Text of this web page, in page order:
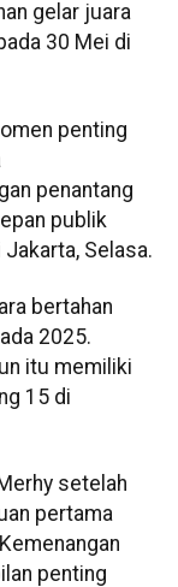
gelar juara
30 Mei di
penting
penantang
publik
Jakarta, Selasa.
bertahan
2025.
itu memiliki
15 di
setelah
pertama
penting